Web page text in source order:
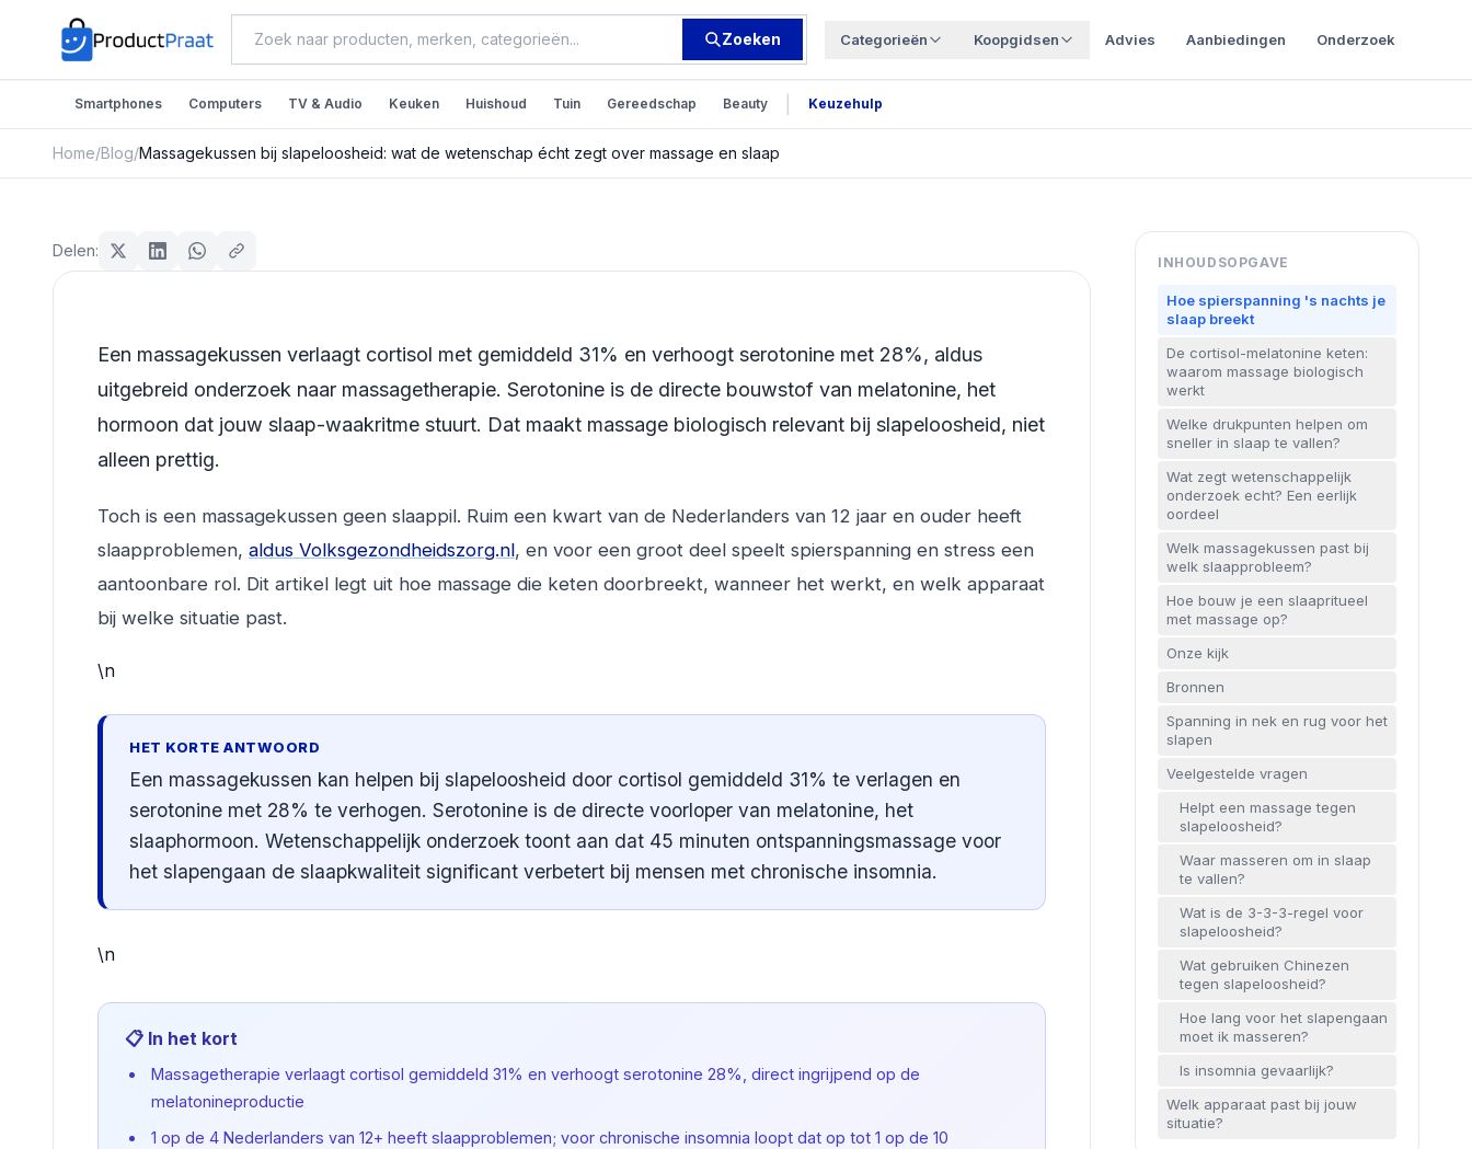
Zoeken Categorieën Koopgidsen Advies Aanbiedingen Onderzoek
Smartphones Computers TV & Audio Keuken Huishoud Tuin Gereedschap Beauty Keuzehulp
Home/Blog/Massagekussen bij slapeloosheid: wat de wetenschap écht zegt over massage en slaap
Massagekussen bij slapeloosheid: wat de
wetenschap écht zegt over massage en
slaap
Redactie ProductPraat
Bijgewerkt: 25 juli 2026
Delen:
Een massagekussen verlaagt cortisol met gemiddeld 31% en verhoogt serotonine met 28%, aldus
uitgebreid onderzoek naar massagetherapie. Serotonine is de directe bouwstof van melatonine, het
hormoon dat jouw slaap-waakritme stuurt. Dat maakt massage biologisch relevant bij slapeloosheid, niet
alleen prettig.
Toch is een massagekussen geen slaappil. Ruim een kwart van de Nederlanders van 12 jaar en ouder heeft
slaapproblemen, aldus Volksgezondheidszorg.nl, en voor een groot deel speelt spierspanning en stress een
aantoonbare rol. Dit artikel legt uit hoe massage die keten doorbreekt, wanneer het werkt, en welk apparaat
bij welke situatie past.
\n
HET KORTE ANTWOORD
Een massagekussen kan helpen bij slapeloosheid door cortisol gemiddeld 31% te verlagen en
serotonine met 28% te verhogen. Serotonine is de directe voorloper van melatonine, het
slaaphormoon. Wetenschappelijk onderzoek toont aan dat 45 minuten ontspanningsmassage voor
het slapengaan de slaapkwaliteit significant verbetert bij mensen met chronische insomnia.
\n
📋 In het kort
Massagetherapie verlaagt cortisol gemiddeld 31% en verhoogt serotonine 28%, direct ingrijpend op de
melatonineproductie
1 op de 4 Nederlanders van 12+ heeft slaapproblemen; voor chronische insomnia loopt dat op tot 1 op de 10
INHOUDSOPGAVE
Hoe spierspanning 's nachts je
slaap breekt
De cortisol-melatonine keten:
waarom massage biologisch
werkt
Welke drukpunten helpen om
sneller in slaap te vallen?
Wat zegt wetenschappelijk
onderzoek echt? Een eerlijk
oordeel
Welk massagekussen past bij
welk slaapprobleem?
Hoe bouw je een slaapritueel
met massage op?
Onze kijk
Bronnen
Spanning in nek en rug voor het
slapen
Veelgestelde vragen
Helpt een massage tegen
slapeloosheid?
Waar masseren om in slaap
te vallen?
Wat is de 3-3-3-regel voor
slapeloosheid?
Wat gebruiken Chinezen
tegen slapeloosheid?
Hoe lang voor het slapengaan
moet ik masseren?
Is insomnia gevaarlijk?
Welk apparaat past bij jouw
situatie?